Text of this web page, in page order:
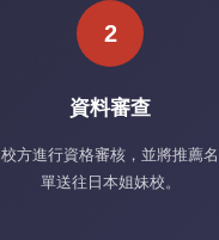
2
資料審查
校方進行資格審核，並將推薦名
單送往日本姐妹校。